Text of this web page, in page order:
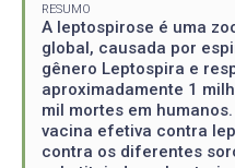
RESUMO
A leptospirose é uma
global, causada por
gênero Leptospira e
aproximadamente 1
mil mortes em
vacina efetiva contra
contra os diferentes